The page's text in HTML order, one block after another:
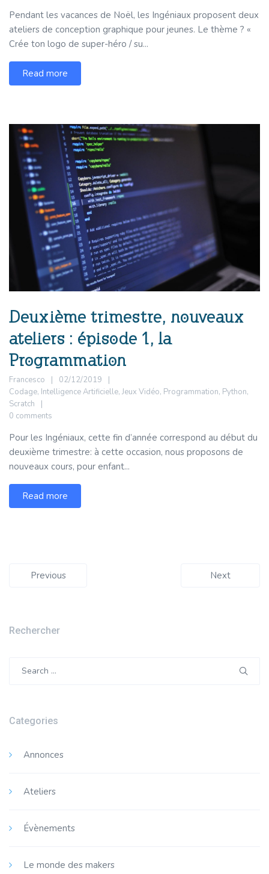
Pendant les vacances de Noël, les Ingéniaux proposent deux
ateliers de conception graphique pour jeunes. Le thème ? «
Crée ton logo de super-héro / su...
Read more
Deuxième trimestre, nouveaux
ateliers : épisode 1, la
Programmation
Francesco
02/12/2019
Codage, Intelligence Artificielle, Jeux Vidéo, Programmation, Python,
Scratch
0 comments
Pour les Ingéniaux, cette fin d’année correspond au début du
deuxième trimestre: à cette occasion, nous proposons de
nouveaux cours, pour enfant...
Read more
Previous Next
Rechercher
Categories
Annonces
Ateliers
Évènements
Le monde des makers